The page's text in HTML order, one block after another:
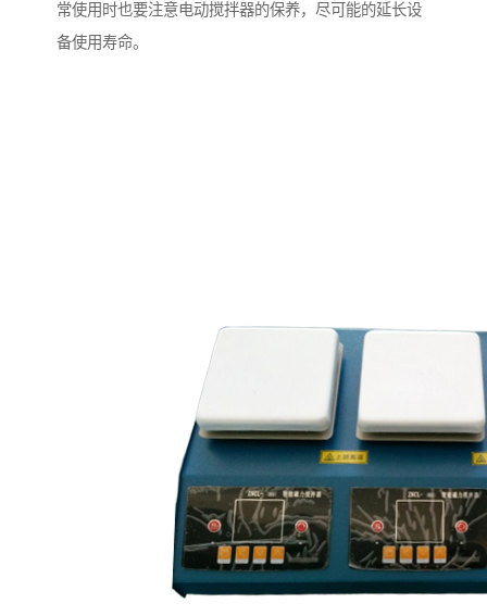
常使用时也要注意电动搅拌器的保养，尽可能的延长设
备使用寿命。